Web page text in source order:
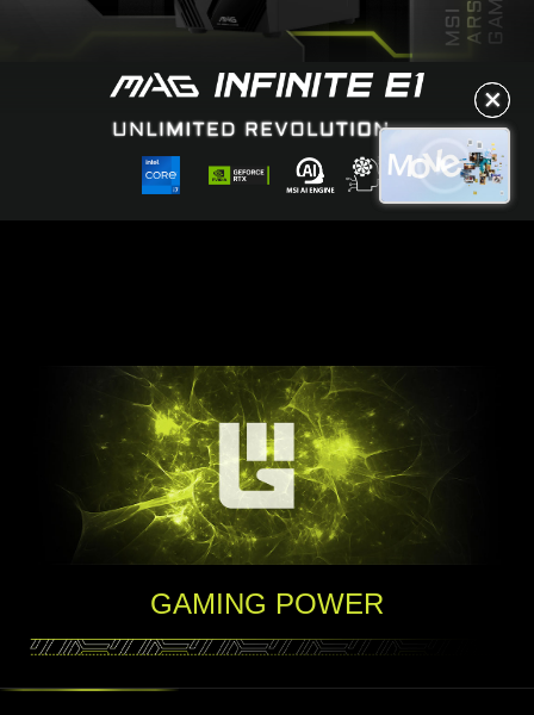
✕
✕
GAMING POWER